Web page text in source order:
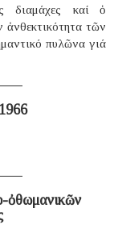
διαμάχες καί ὁ
ἀνθεκτικότητα τῶν
πυλῶνα γιά
ὀθωμανικῶν